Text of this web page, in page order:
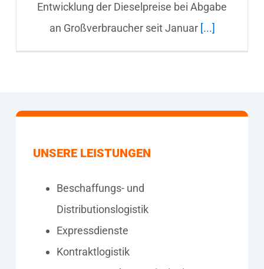
Entwicklung der Dieselpreise bei Abgabe
an Großverbraucher seit Januar[...]
UNSERE LEISTUNGEN
Beschaffungs- und
Distributionslogistik
Expressdienste
Kontraktlogistik